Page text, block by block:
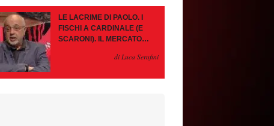
LE LACRIME DI PAOLO. I
FISCHI A CARDINALE (E
SCARONI). IL MERCATO
PAZIENZA, SE RESTA È
di Luca Serafini